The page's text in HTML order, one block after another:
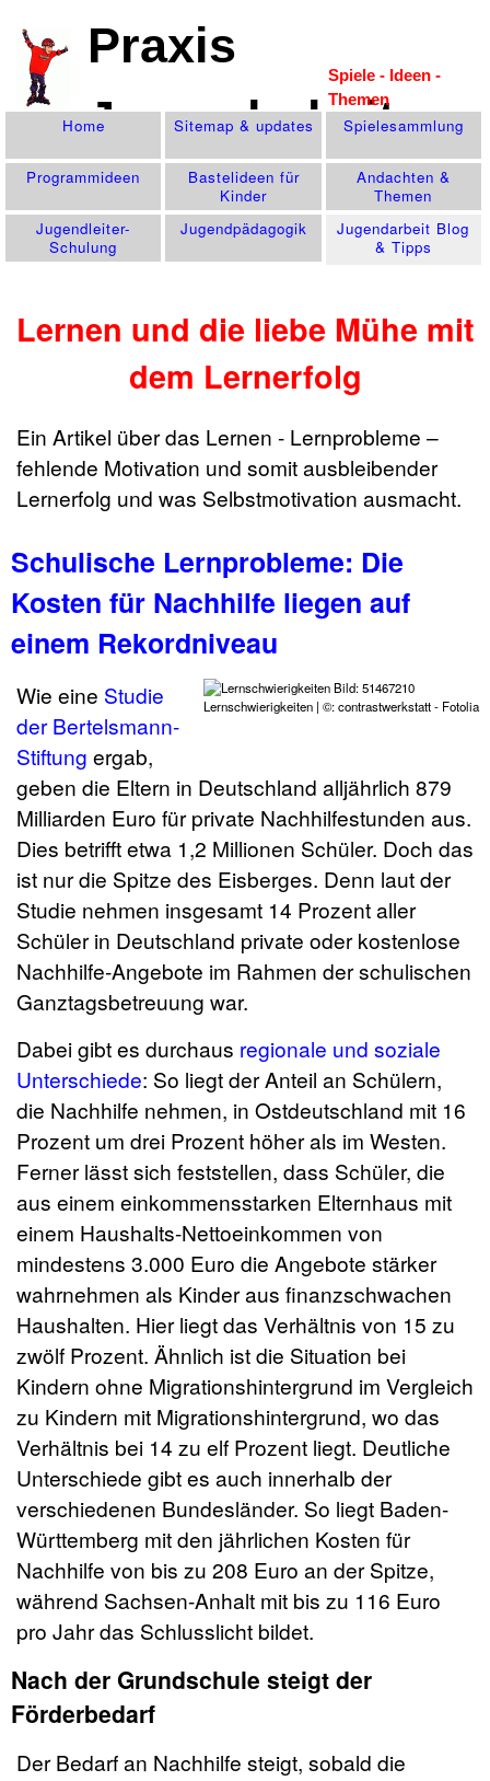
Praxis
Jugendarbeit
Spiele - Ideen -
Themen
Home Sitemap & updates Spiele­sammlung
Programm­ideen
Bastelideen für
Kinder
Andachten &
Themen
Jugendleiter-
Schulung
Jugend­pädagogik
Jugendarbeit Blog
& Tipps
Lernen und die liebe Mühe mit
dem Lernerfolg
Ein Artikel über das Lernen - Lernprobleme –
fehlende Motivation und somit ausbleibender
Lernerfolg und was Selbstmotivation ausmacht.
Schulische Lernprobleme: Die
Kosten für Nachhilfe liegen auf
einem Rekordniveau
Lernschwierigkeiten | ©: contrastwerkstatt - Fotolia
Wie eine Studie
der Bertelsmann-
Stiftung ergab,
geben die Eltern in Deutschland alljährlich 879
Milliarden Euro für private Nachhilfestunden aus.
Dies betrifft etwa 1,2 Millionen Schüler. Doch das
ist nur die Spitze des Eisberges. Denn laut der
Studie nehmen insgesamt 14 Prozent aller
Schüler in Deutschland private oder kostenlose
Nachhilfe-Angebote im Rahmen der schulischen
Ganztagsbetreuung war.
Dabei gibt es durchaus regionale und soziale
Unterschiede: So liegt der Anteil an Schülern,
die Nachhilfe nehmen, in Ostdeutschland mit 16
Prozent um drei Prozent höher als im Westen.
Ferner lässt sich feststellen, dass Schüler, die
aus einem einkommensstarken Elternhaus mit
einem Haushalts-Nettoeinkommen von
mindestens 3.000 Euro die Angebote stärker
wahrnehmen als Kinder aus finanzschwachen
Haushalten. Hier liegt das Verhältnis von 15 zu
zwölf Prozent. Ähnlich ist die Situation bei
Kindern ohne Migrationshintergrund im Vergleich
zu Kindern mit Migrationshintergrund, wo das
Verhältnis bei 14 zu elf Prozent liegt. Deutliche
Unterschiede gibt es auch innerhalb der
verschiedenen Bundesländer. So liegt Baden-
Württemberg mit den jährlichen Kosten für
Nachhilfe von bis zu 208 Euro an der Spitze,
während Sachsen-Anhalt mit bis zu 116 Euro
pro Jahr das Schlusslicht bildet.
Nach der Grundschule steigt der
Förderbedarf
Der Bedarf an Nachhilfe steigt, sobald die